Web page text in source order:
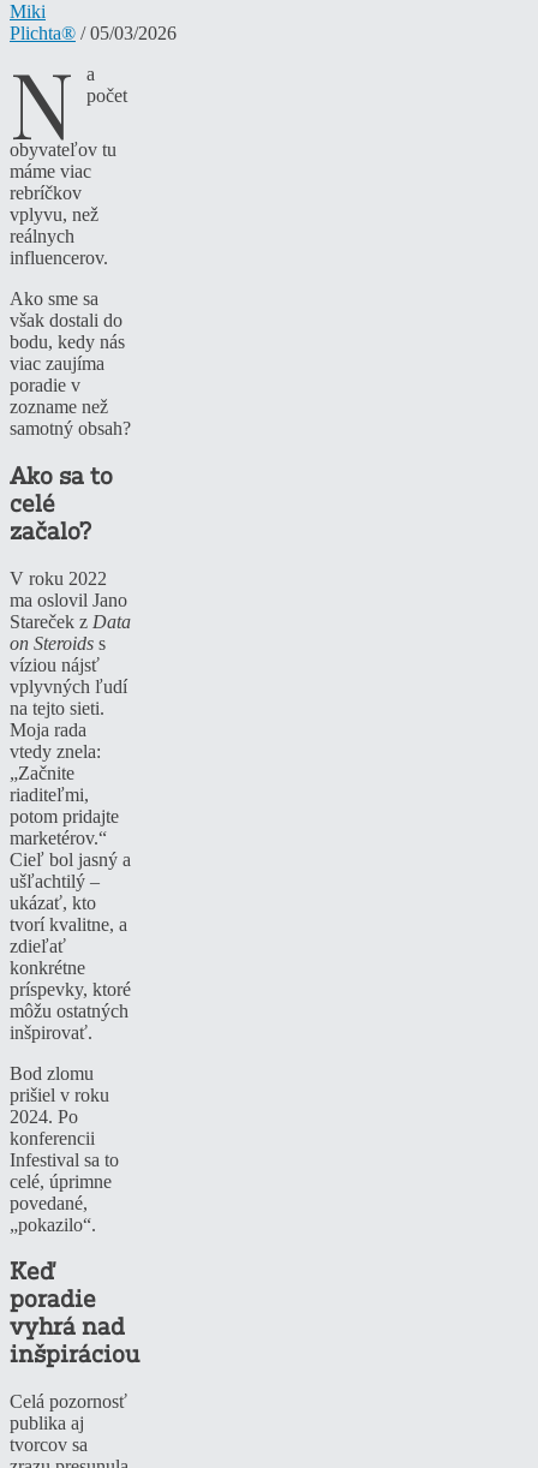
Miki
Plichta® / 05/03/2026
N
a
počet
obyvateľov tu
máme viac
rebríčkov
vplyvu, než
reálnych
influencerov.
Ako sme sa
však dostali do
bodu, kedy nás
viac zaujíma
poradie v
zozname než
samotný obsah?
Ako sa to
celé
začalo?
V roku 2022
ma oslovil Jano
Stareček z Data
on Steroids s
víziou nájsť
vplyvných ľudí
na tejto sieti.
Moja rada
vtedy znela:
„Začnite
riaditeľmi,
potom pridajte
marketérov.“
Cieľ bol jasný a
ušľachtilý –
ukázať, kto
tvorí kvalitne, a
zdieľať
konkrétne
príspevky, ktoré
môžu ostatných
inšpirovať.
Bod zlomu
prišiel v roku
2024. Po
konferencii
Infestival sa to
celé, úprimne
povedané,
„pokazilo“.
Keď
poradie
vyhrá nad
inšpiráciou
Celá pozornosť
publika aj
tvorcov sa